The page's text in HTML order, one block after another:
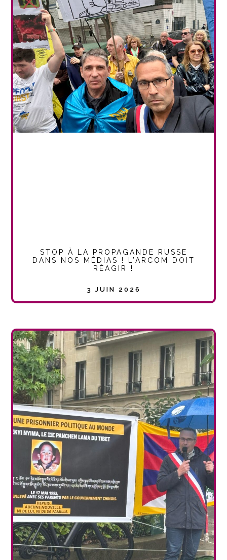
STOP À LA PROPAGANDE RUSSE
DANS NOS MÉDIAS ! L’ARCOM DOIT
RÉAGIR !
3 JUIN 2026